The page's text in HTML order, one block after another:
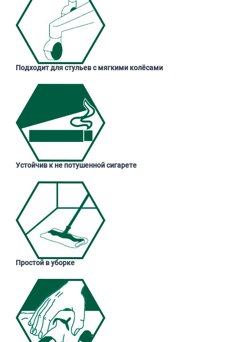
Подходит для стульев с мягкими колёсами
Устойчив к не потушенной сигарете
Простой в уборке